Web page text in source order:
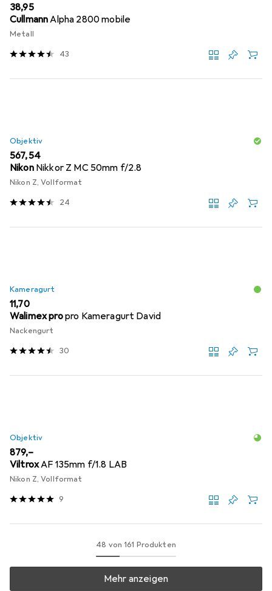
EUR
38,95
CullmannAlpha 2800 mobile
Metall
43
Objektiv
EUR
567,54
Nikon Nikkor Z MC 50mm f/2.8
Nikon Z, Vollformat
24
Kameragurt
EUR
11,70
Walimex propro Kameragurt David
Nackengurt
30
Objektiv
EUR
879,–
ViltroxAF 135mm f/1.8 LAB
Nikon Z, Vollformat
9
48 von 161 Produkten
Mehr anzeigen